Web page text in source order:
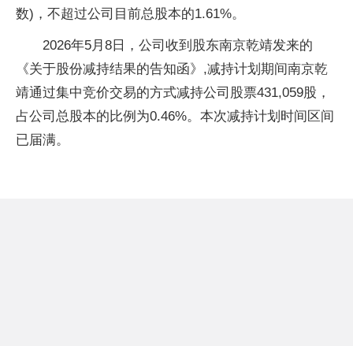
数)，不超过公司目前总股本的1.61%。
2026年5月8日，公司收到股东南京乾靖发来的
《关于股份减持结果的告知函》,减持计划期间南京乾
靖通过集中竞价交易的方式减持公司股票431,059股，
占公司总股本的比例为0.46%。本次减持计划时间区间
已届满。